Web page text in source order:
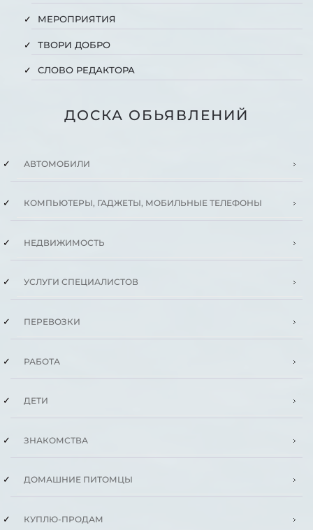
МЕРОПРИЯТИЯ
ТВОРИ ДОБРО
СЛОВО РЕДАКТОРА
ДОСКА ОБЬЯВЛЕНИЙ
АВТОМОБИЛИ
КОМПЬЮТЕРЫ, ГАДЖЕТЫ, МОБИЛЬНЫЕ ТЕЛЕФОНЫ
НЕДВИЖИМОСТЬ
УСЛУГИ СПЕЦИАЛИСТОВ
ПЕРЕВОЗКИ
РАБОТА
ДЕТИ
ЗНАКОМСТВА
ДОМАШНИЕ ПИТОМЦЫ
КУПЛЮ-ПРОДАМ